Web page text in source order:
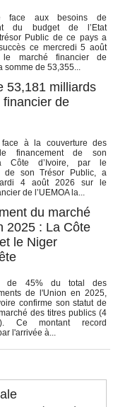
face aux besoins de
du budget de l’Etat
Public de ce pays a
ce mercredi 5 août
marché financier de
somme de 53,355...
53,181 milliards
financier de
face à la couverture des
financement de son
Côte d’Ivoire, par le
de son Trésor Public, a
4 août 2026 sur le
de l’UEMOA la...
du marché
2025 : La Côte
le Niger
de 45% du total des
de l'Union en 2025,
confirme son statut de
des titres publics (4
Ce montant record
l'arrivée à...